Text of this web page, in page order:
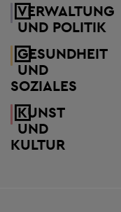
VERWALTUNG
UND POLITIK
GESUNDHEIT
UND
SOZIALES
KUNST
UND
KULTUR